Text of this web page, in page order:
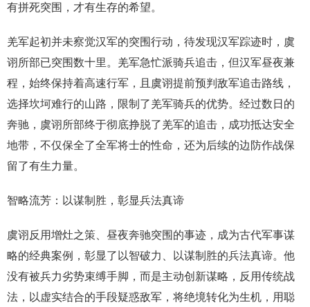
有拼死突围，才有生存的希望。
羌军起初并未察觉汉军的突围行动，待发现汉军踪迹时，虞
诩所部已突围数十里。羌军急忙派骑兵追击，但汉军昼夜兼
程，始终保持着高速行军，且虞诩提前预判敌军追击路线，
选择坎坷难行的山路，限制了羌军骑兵的优势。经过数日的
奔驰，虞诩所部终于彻底挣脱了羌军的追击，成功抵达安全
地带，不仅保全了全军将士的性命，还为后续的边防作战保
留了有生力量。
智略流芳：以谋制胜，彰显兵法真谛
虞诩反用增灶之策、昼夜奔驰突围的事迹，成为古代军事谋
略的经典案例，彰显了以智破力、以谋制胜的兵法真谛。他
没有被兵力劣势束缚手脚，而是主动创新谋略，反用传统战
法，以虚实结合的手段疑惑敌军，将绝境转化为生机，用聪